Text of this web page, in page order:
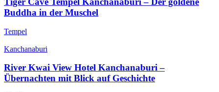
Buddha in der Muschel
Tempel
Kanchanaburi
River Kwai View Hotel Kanchanaburi –
Übernachten mit Blick auf Geschichte